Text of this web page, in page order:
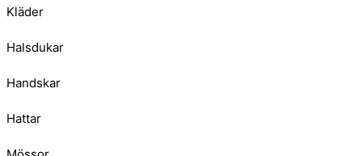
Kläder
Halsdukar
Handskar
Hattar